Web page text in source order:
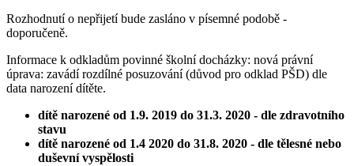
Rozhodnutí o nepřijetí bude zasláno v písemné podobě -
doporučeně.
Informace k odkladům povinné školní docházky: nová právní
úprava: zavádí rozdílné posuzování (důvod pro odklad PŠD) dle
data narození dítěte.
dítě narozené od 1.9. 2019 do 31.3. 2020 - dle zdravotního
stavu
dítě narozené od 1.4 2020 do 31.8. 2020 - dle tělesné nebo
duševní vyspělosti